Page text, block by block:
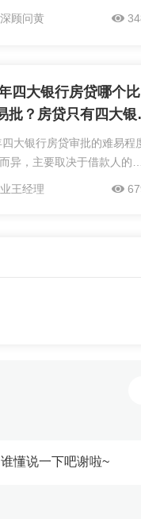
雄厚。不管是存款、理财还
务，都有存款保险和多重保
顾问黄
四大银行房贷哪个比
批？房贷只有四大银
吗？
大银行房贷审批的难易程
异，主要取决于借款人的具
银行政策。‌四大银行房贷审
程度中国工商银行‌：工行的
种房贷产品，如个人家居
农业银行‌：农行的房贷审批
王经理
懂说一下吧谢啦~